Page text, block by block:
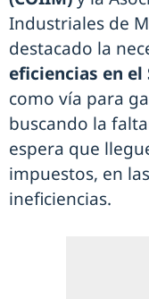
Industriales de
destacado la
eficiencias en el
como vía para
buscando la
espera que
impuestos, en
ineficiencias.